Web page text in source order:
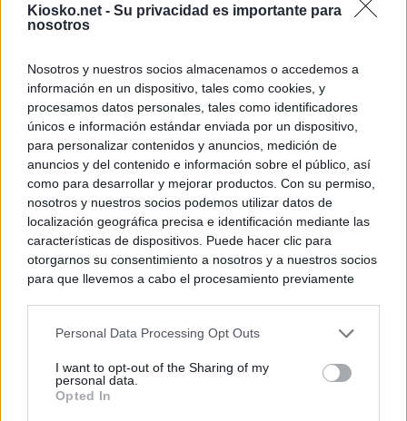
Kiosko.net - Su privacidad es importante para
nosotros
Nosotros y nuestros socios almacenamos o accedemos a
información en un dispositivo, tales como cookies, y
procesamos datos personales, tales como identificadores
únicos e información estándar enviada por un dispositivo,
para personalizar contenidos y anuncios, medición de
anuncios y del contenido e información sobre el público, así
como para desarrollar y mejorar productos. Con su permiso,
nosotros y nuestros socios podemos utilizar datos de
localización geográfica precisa e identificación mediante las
características de dispositivos. Puede hacer clic para
otorgarnos su consentimiento a nosotros y a nuestros socios
para que llevemos a cabo el procesamiento previamente
negar su consentimiento. Tenga en cuenta que algún
de su consentimiento, pero usted tiene el derecho de
rechazar tal procesamiento. Sus preferencias se aplicarán
Personal Data Processing Opt Outs
I want to opt-out of the Sharing of my
personal data.
Opted In